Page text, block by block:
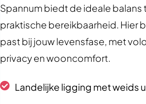
Spannum biedt de ideale balans
praktische bereikbaarheid. Hier
past bij jouw levensfase, met
privacy en wooncomfort.
Landelijke ligging met weids